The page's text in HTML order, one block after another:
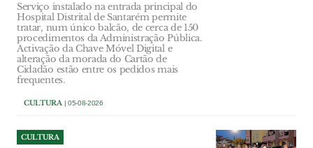
Serviço instalado na entrada principal do
Hospital Distrital de Santarém permite
tratar, num único balcão, de cerca de 150
procedimentos da Administração Pública.
Activação da Chave Móvel Digital e
alteração da morada do Cartão de
Cidadão estão entre os pedidos mais
frequentes.
CULTURA| 05-08-2026
CULTURA